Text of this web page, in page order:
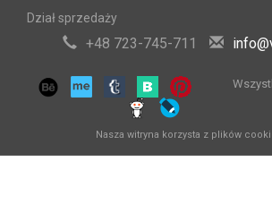
Dział sprzedaży
+48 723-745-711
Nasza witryna korzysta z plików